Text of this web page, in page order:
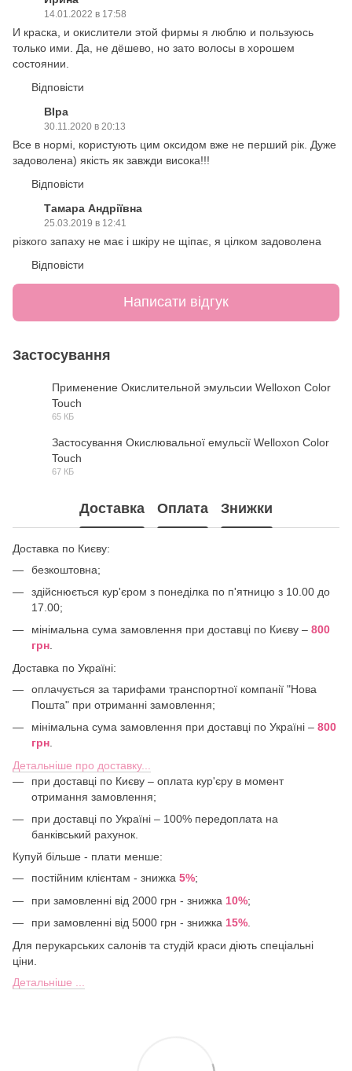
14.01.2022 в 17:58
И краска, и окислители этой фирмы я люблю и пользуюсь
только ими. Да, не дёшево, но зато волосы в хорошем
состоянии.
Відповісти
ВІра
30.11.2020 в 20:13
Все в нормі, користують цим оксидом вже не перший рік. Дуже
задоволена) якість як завжди висока!!!
Відповісти
Тамара Андріївна
25.03.2019 в 12:41
різкого запаху не має і шкіру не щіпає, я цілком задоволена
Відповісти
Написати відгук
Застосування
Применение Окислительной эмульсии Welloxon Color
Touch
65 КБ
Застосування Окислювальної емульсії Welloxon Color
Touch
67 КБ
Доставка Оплата Знижки
Доставка по Києву:
безкоштовна;
здійснюється кур'єром з понеділка по п'ятницю з 10.00 до
17.00;
мінімальна сума замовлення при доставці по Києву – 800
грн.
Доставка по Україні:
оплачується за тарифами транспортної компанії "Нова
Пошта" при отриманні замовлення;
мінімальна сума замовлення при доставці по Україні – 800
грн
Детальніше про доставку...
при доставці по Києву – оплата кур'єру в момент
отримання замовлення;
при доставці по Україні – 100% передоплата на
банківський рахунок.
Купуй більше - плати менше:
постійним клієнтам - знижка 5%;
при замовленні від 2000 грн - знижка 10%;
при замовленні від 5000 грн - знижка 15%
Для перукарських салонів та студій краси діють спеціальні
ціни.
Детальніше ...